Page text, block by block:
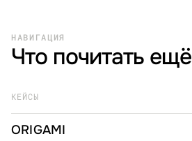
НАВИГАЦИЯ
Что почитать ещё
КЕЙСЫ
ORIGAMI